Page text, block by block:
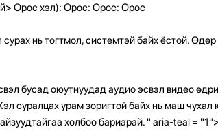
Орос хэл): Орос: Орос: Орос
сурах нь тогтмол, системтэй байх ёстой.
бусад оюутнуудад аудио эсвэл видео
суралцах урам зоригтой байх нь маш
холбоо бариарай. " aria-teal =